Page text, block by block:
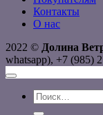
Контакты
О нас
2022 © Долина
whatsapp), +7 (985)
Искать: